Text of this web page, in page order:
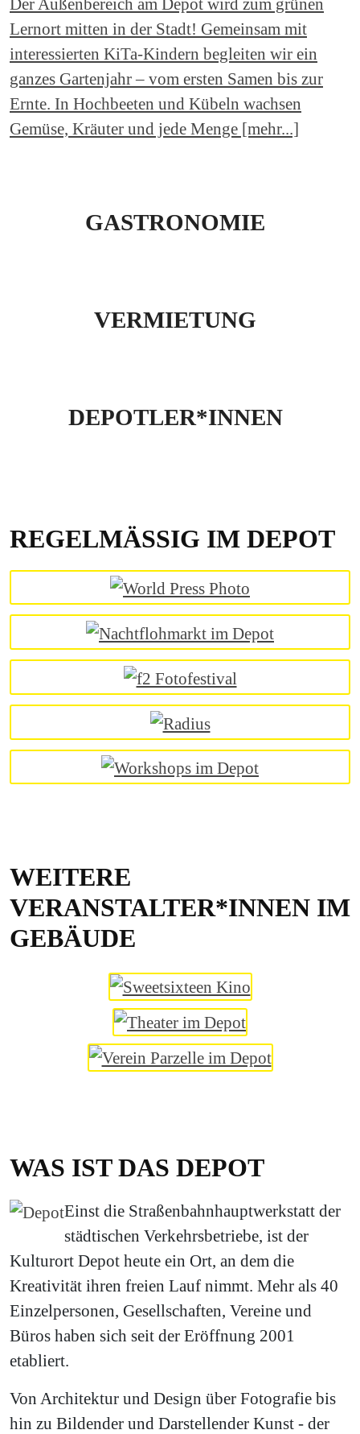
Der Außenbereich am Depot wird zum grünen
Lernort mitten in der Stadt! Gemeinsam mit
interessierten KiTa-Kindern begleiten wir ein
ganzes Gartenjahr – vom ersten Samen bis zur
Ernte. In Hochbeeten und Kübeln wachsen
Gemüse, Kräuter und jede Menge [mehr...]
GASTRONOMIE
VERMIETUNG
DEPOTLER*INNEN
REGELMÄSSIG IM DEPOT
WEITERE
VERANSTALTER*INNEN IM
GEBÄUDE
WAS IST DAS DEPOT
Einst die Straßenbahnhauptwerkstatt der
städtischen Verkehrsbetriebe, ist der
Kulturort Depot heute ein Ort, an dem die
Kreativität ihren freien Lauf nimmt. Mehr als 40
Einzelpersonen, Gesellschaften, Vereine und
Büros haben sich seit der Eröffnung 2001
etabliert.
Von Architektur und Design über Fotografie bis
hin zu Bildender und Darstellender Kunst - der